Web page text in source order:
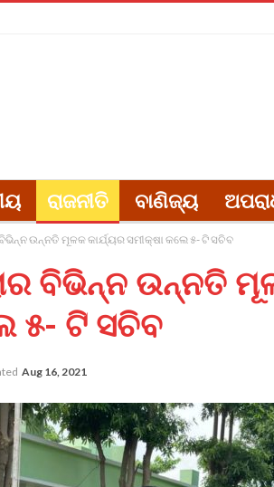
ରାଜନୀତି ବାଣିଜ୍ୟ
ଉନ୍ନତି ମୂଳକ କାର୍ଯ୍ୟର ସମୀକ୍ଷା କଲେ ୫- ଟି ସଚିବ
ବିଭିନ୍ନ ଉନ୍ନତି
୫- ଟି ସଚିବ
Aug 16, 2021